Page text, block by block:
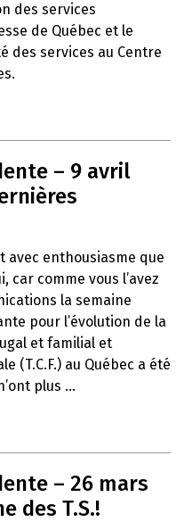
des services
de Québec et le
des services au Centre
– 9 avril
avec enthousiasme que
car comme vous l’avez
la semaine
pour l’évolution de la
et familial et
(T.C.F.) au Québec a été
plus ...
– 26 mars
des T.S.!